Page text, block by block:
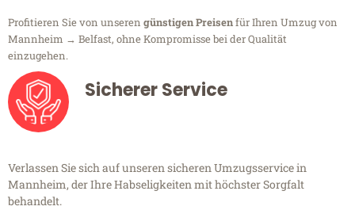
Profitieren Sie von unseren günstigen Preisenfür Ihren Umzug von
Mannheim → Belfast, ohne Kompromisse bei der Qualität
einzugehen.
Sicherer Service
Verlassen Sie sich auf unseren sicheren Umzugsservice in
Mannheim, der Ihre Habseligkeiten mit höchster Sorgfalt
behandelt.